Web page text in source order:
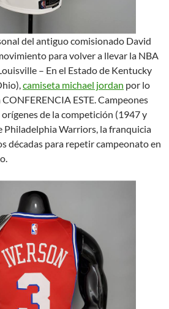
del antiguo comisionado David
para volver a llevar la NBA
– En el Estado de Kentucky
camiseta michael jordan por lo
ESTE. Campeones
de la competición (1947 y
Philadelphia Warriors, la franquicia
décadas para repetir campeonato en